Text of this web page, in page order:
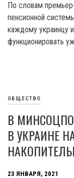
По словам
пенсионной
каждому украинцу
функционировать
ОБЩЕСТВО
В
В УКРАИНЕ
23 ЯНВАРЯ, 2021